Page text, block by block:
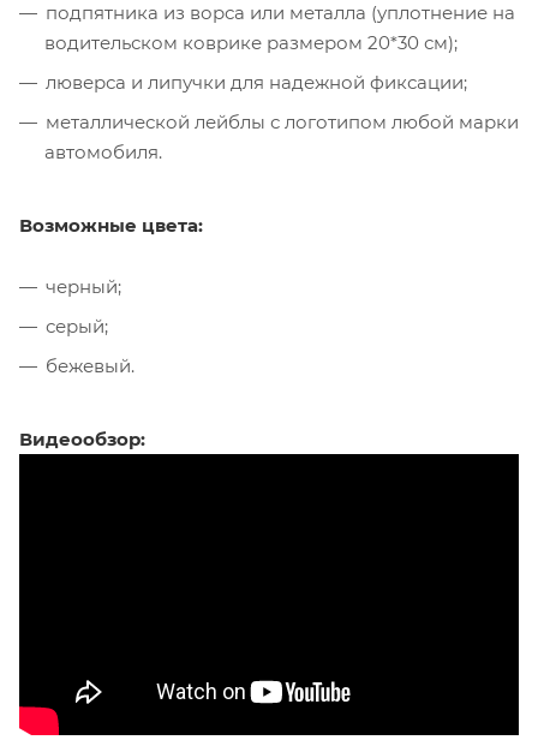
подпятника из ворса или металла (уплотнение на
водительском коврике размером 20*30 см);
люверса и липучки для надежной фиксации;
металлической лейблы с логотипом любой марки
автомобиля.
Возможные цвета:
черный;
серый;
бежевый.
Видеообзор: